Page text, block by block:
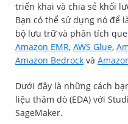
triển khai và chia sẻ khối
Bạn có thể sử dụng nó để
bộ lưu trữ và phân tích
Amazon EMR, AWS Glue,
Amazon Bedrock và
Dưới đây là những cách
liệu thăm dò (EDA) với
SageMaker.